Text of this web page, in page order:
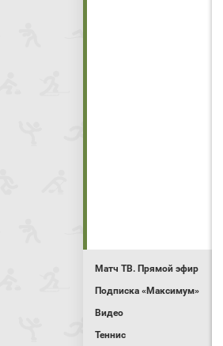
Матч ТВ. Прямой эфир
Подписка «Максимум»
Видео
Теннис